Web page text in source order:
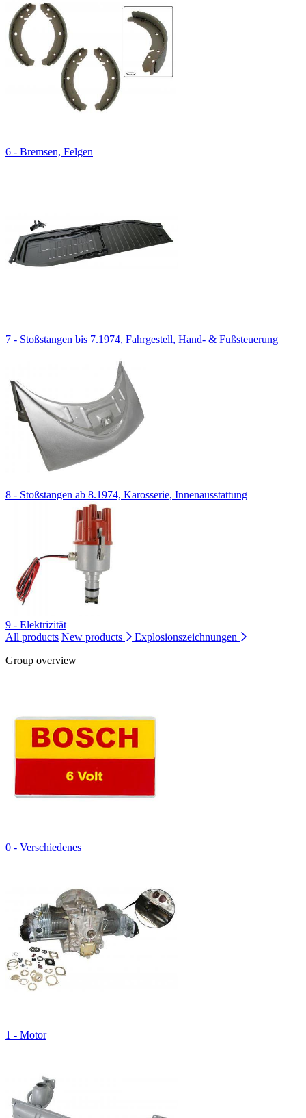
6 - Bremsen, Felgen
7 - Stoßstangen bis 7.1974, Fahrgestell, Hand- & Fußsteuerung
8 - Stoßstangen ab 8.1974, Karosserie, Innenausstattung
9 - Elektrizität
All products New products
Explosionszeichnungen
Group overview
0 - Verschiedenes
1 - Motor